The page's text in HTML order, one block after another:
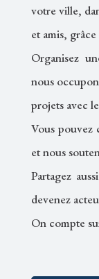
votre ville,
et amis,
Organisez
nous
projets avec
Vous pouvez
et nous
Partagez
devenez
On compte